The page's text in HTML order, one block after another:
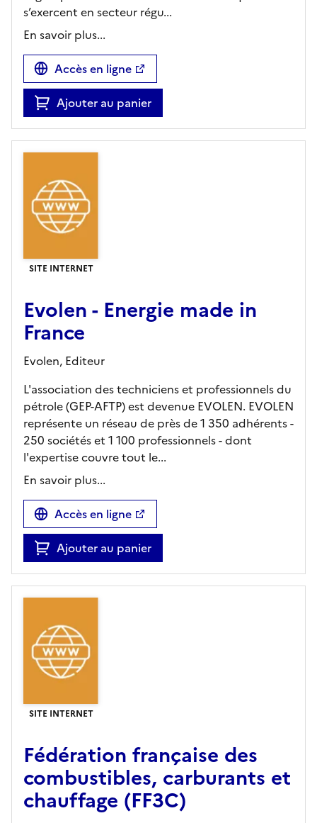
s’exercent en secteur régu...
En savoir plus...
Accès en ligne
Ajouter au panier
SITE INTERNET
Evolen - Energie made in
France
Evolen, Editeur
L'association des techniciens et professionnels du
pétrole (GEP-AFTP) est devenue EVOLEN. EVOLEN
représente un réseau de près de 1 350 adhérents -
250 sociétés et 1 100 professionnels - dont
l'expertise couvre tout le...
En savoir plus...
Accès en ligne
Ajouter au panier
SITE INTERNET
Fédération française des
combustibles, carburants et
chauffage (FF3C)